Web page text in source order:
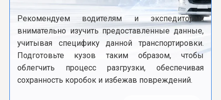
Рекомендуем водителям и экспедиторам
внимательно изучить предоставленные данные,
учитывая специфику данной транспортировки.
Подготовьте кузов таким образом, чтобы
облегчить процесс разгрузки, обеспечивая
сохранность коробок и избежав повреждений.